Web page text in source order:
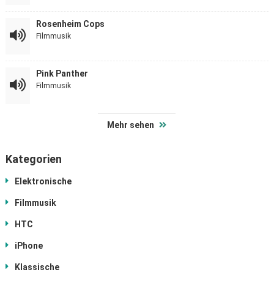
Rosenheim Cops
Filmmusik
Pink Panther
Filmmusik
Mehr sehen
Kategorien
Elektronische
Filmmusik
HTC
iPhone
Klassische